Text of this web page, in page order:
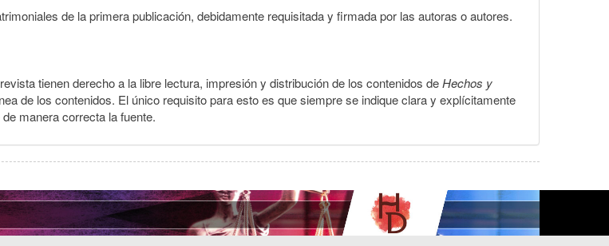
de la primera publicación, debidamente requisitada y firmada por las autoras o autores.
tienen derecho a la libre lectura, impresión y distribución de los contenidos deHechos y
de los contenidos. El único requisito para esto es que siempre se indique clara y explícitamente
manera correcta la fuente.